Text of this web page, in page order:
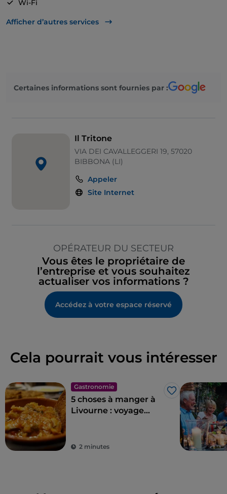
Wi-Fi
Espace enfants
On parle français
Animaux admis
Accès handicapés
Afficher d’autres services
Certaines informations sont fournies par :
Il Tritone
VIA DEI CAVALLEGGERI 19, 57020
BIBBONA (LI)
Appeler
Site Internet
OPÉRATEUR DU SECTEUR
Vous êtes le propriétaire de
l’entreprise et vous souhaitez
actualiser vos informations ?
Accédez à votre espace réservé
Cela pourrait vous intéresser
Gastronomie
J’aime
5 choses à manger à
Livourne : voyage
2 minutes